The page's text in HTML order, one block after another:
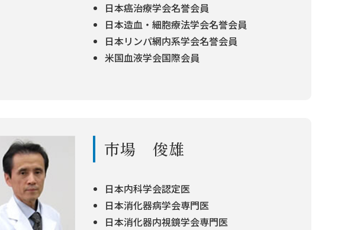
日本癌治療学会名誉会員
日本造血・細胞療法学会名誉会員
日本リンパ網内系学会名誉会員
米国血液学会国際会員
市場 俊雄
日本内科学会認定医
日本消化器病学会専門医
日本消化器内視鏡学会専門医